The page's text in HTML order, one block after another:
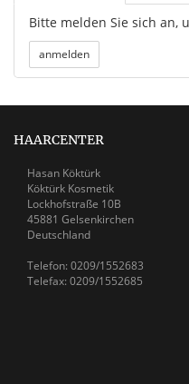
Bitte melden Sie sich an,
HAARCENTER
Hasan Köktürk
Köktürk Kosmetik
Lockhofstraße 10B
45881 Gelsenkirchen
Deutschland
Telefon: 0209/1552683
Telefax: 0209/1552685